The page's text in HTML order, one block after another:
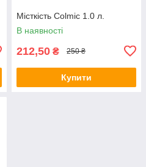
Місткість Colmic 1.0 л.
В наявності
212,50 ₴ 250 ₴
Купити